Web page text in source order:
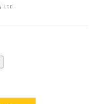
Lori